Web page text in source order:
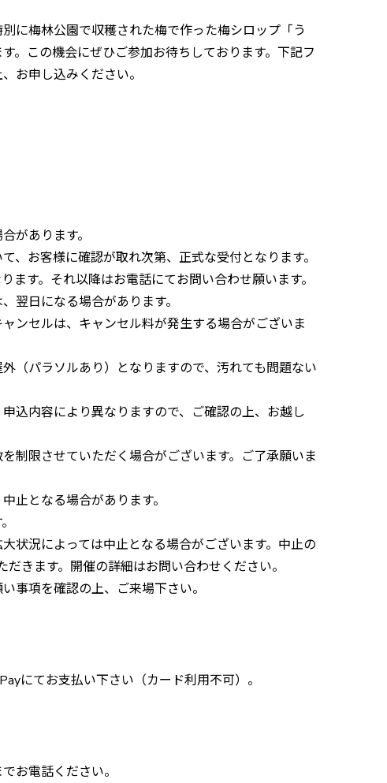
に梅林公園で収穫された梅で作った梅シロップ「う
。この機会にぜひご参加お待ちしております。下記フ
お申し込みください。
があります。
、お客様に確認が取れ次第、正式な受付となります。
ます。それ以降はお電話にてお問い合わせ願います。
翌日になる場合があります。
ンセルは、キャンセル料が発生する場合がございま
（パラソルあり）となりますので、汚れても問題ない
込内容により異なりますので、ご確認の上、お越し
制限させていただく場合がございます。ご了承願いま
止となる場合があります。
状況によっては中止となる場合がございます。中止の
きます。開催の詳細はお問い合わせください。
事項を確認の上、ご来場下さい。
にてお支払い下さい（カード利用不可）。
お電話ください。